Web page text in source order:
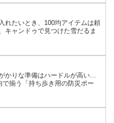
れたいとき、100均アイテムは頼
キャンドゥで見つけた雪だるま
かりな準備はハードルが高い…
揃う「持ち歩き用の防災ポー